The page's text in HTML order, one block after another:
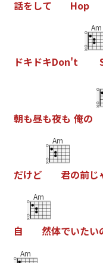
話をして Hop
ドキ ドキDon't
Am
朝も昼も夜も 俺の
だけど
Am
君の前じ
自
Am
然体でいたい
Am